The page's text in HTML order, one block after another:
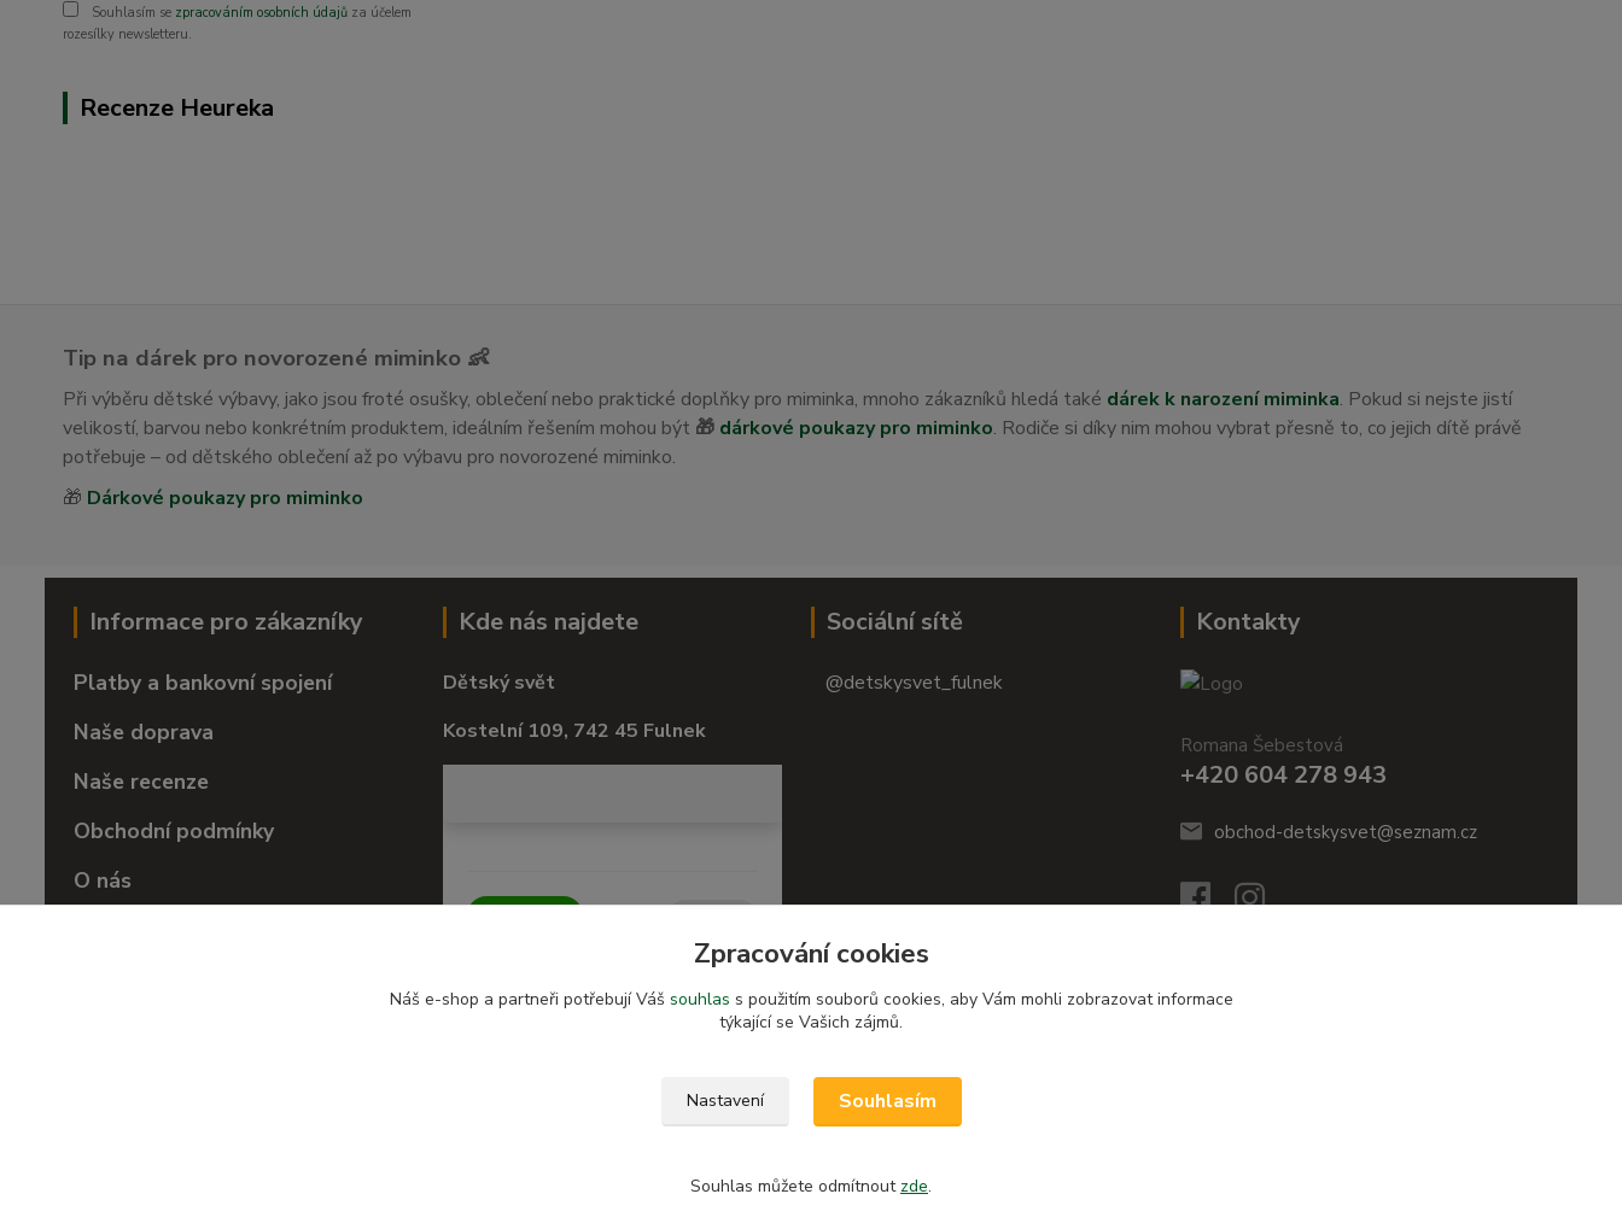
Souhlasím se zpracováním osobních údajů za účelem
rozesílky newsletteru.
Recenze Heureka
Tip na dárek pro novorozené miminko 👶
Při výběru dětské výbavy, jako jsou froté osušky, oblečení nebo praktické doplňky pro miminka, mnoho zákazníků hledá také dárek k narození miminka. Pokud si nejste jistí
velikostí, barvou nebo konkrétním produktem, ideálním řešením mohou být 🎁 dárkové poukazy pro miminko. Rodiče si díky nim mohou vybrat přesně to, co jejich dítě právě
potřebuje – od dětského oblečení až po výbavu pro novorozené miminko.
🎁 Dárkové poukazy pro miminko
Informace pro zákazníky
Platby a bankovní spojení
Naše doprava
Naše recenze
Obchodní podmínky
O nás
Kde nás najdete
Dětský svět
Kostelní 109, 742 45 Fulnek
Sociální sítě
@detskysvet_fulnek
Kontakty
Romana Šebestová
+420 604 278 943
obchod-detskysvet@seznam.cz
Zpracování cookies
Náš e-shop a partneři potřebují Váš souhlas s použitím souborů cookies, aby Vám mohli zobrazovat informace
týkající se Vašich zájmů.
Nastavení Souhlasím
Souhlas můžete odmítnout zde.